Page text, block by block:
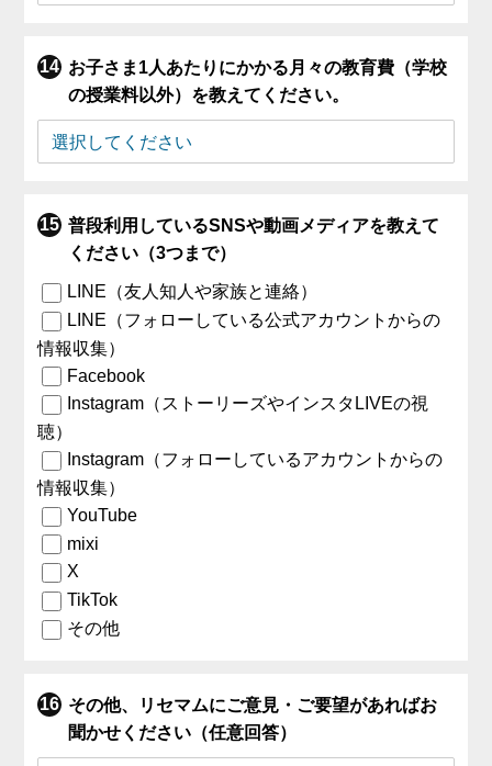
お子さま1人あたりにかかる月々の教育費（学校
の授業料以外）を教えてください。
普段利用しているSNSや動画メディアを教えて
ください（3つまで）
LINE（友人知人や家族と連絡）
LINE（フォローしている公式アカウントからの
情報収集）
Facebook
Instagram（ストーリーズやインスタLIVEの視
聴）
Instagram（フォローしているアカウントからの
情報収集）
YouTube
mixi
X
TikTok
その他
その他、リセマムにご意見・ご要望があればお
聞かせください（任意回答）